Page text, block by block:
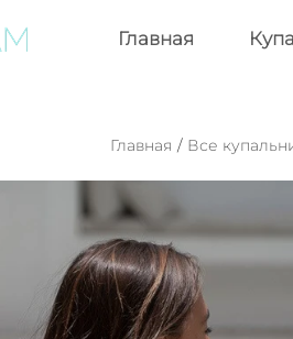
Главная
Главная / Все